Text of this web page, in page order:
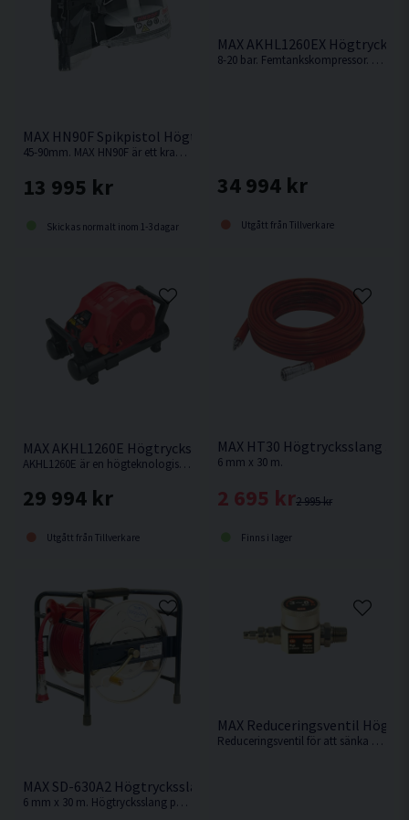
MAX HN90F Spikpistol Högtryck Rundband 45-90mm
45-90mm. MAX HN90F är ett kraftigt och väl balanserat 20 bars-verktyg med mycket hög prestanda och justerbart slagdjup.
13 995 kr
Skickas normalt inom 1-3 dagar
MAX AKHL1260EX
8-20 bar. Femtankskompressor. AKHL1260EX är en högteknologisk produkt med en väl genomtänkt kompakt och modern design.
34 994 kr
Utgått från Tillverkare
MAX AKHL1260E Högtryckskompressor
AKHL1260E är en högteknologisk produkt med en väl genomtänkt kompakt och modern design.
29 994 kr
Utgått från Tillverkare
MAX HT30 Högtrycksslang 30
6 mm x 30 m.
2 995 kr
2 695 kr
Finns i lager
MAX SD-630A2 Högtrycksslang Med Vinda 30M
6 mm x 30 m. Högtrycksslang på vinda från MAX.
MAX Reduceringsventil
Reduceringsventil för att sänka trycket från högtryckskompressorn.